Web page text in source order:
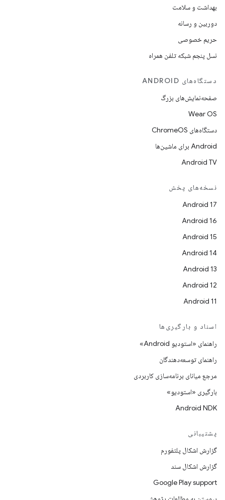
بهداشت و سلامت
دوربین و رسانه
حریم خصوصی
نسل پنجم شبکه تلفن همراه
دستگاه‌های ANDROID
صفحه‌نمایش‌های بزرگ
Wear OS
دستگاه‌های ChromeOS
Android برای ماشین‌ها
Android TV
نسخه‌های پخش
Android 17
Android 16
Android 15
Android 14
Android 13
Android 12
Android 11
اسناد و بارگیری‌ها
راهنمای «استودیو Android»
راهنمای توسعه‌دهندگان
مرجع میانای برنامه‌سازی کاربردی
بارگیری «استودیو»
Android NDK
پشتیبانی
گزارش اشکال پلتفورم
گزارش اشکال سند
Google Play support